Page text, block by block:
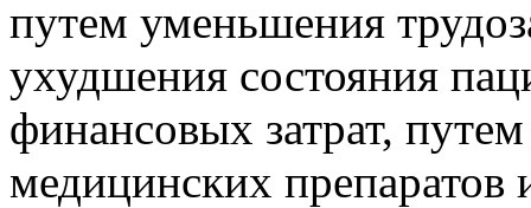
путем уменьшения
ухудшения состояния
финансовых затрат,
медицинских препаратов